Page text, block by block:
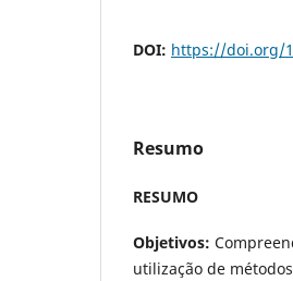
DOI: https://doi.org/
Resumo
RESUMO
Objetivos:
utilização de